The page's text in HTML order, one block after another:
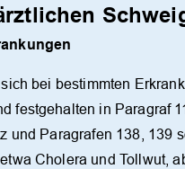
bei bestimmten
festgehalten in Paragraf
und Paragrafen 138,
Cholera und Tollwut,